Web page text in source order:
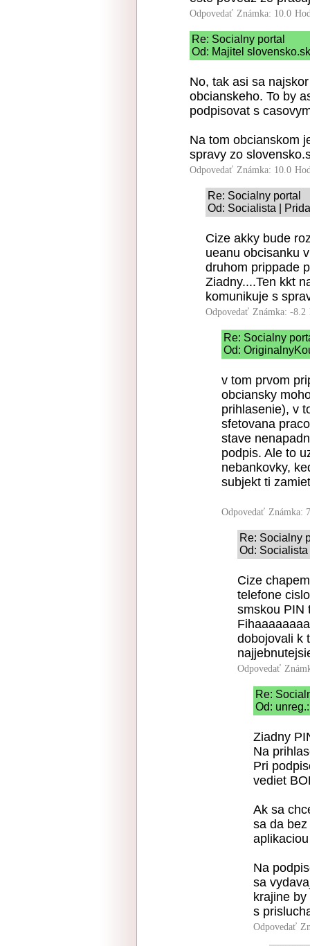
Odpovedať Známka: 10.0
Re: Socialny portal
Od: Majitel
No, tak asi sa
obcianskeho. To by
podpisovat s
Na tom obcianskom
spravy zo
Odpovedať Známka: 10.0
Re: Socialny portal
Od: Socialista |
Cize akky bude
ueanu obcisanku
druhom prippade
Ziadny....Ten kkt
komunikuje s
Odpovedať Známka: -8.2
Re: Socialny
Od:
v tom prvom
obciansky
prihlasenie), v
sfetovana
stave
podpis. Ale to
nebankovky,
subjekt ti
Odpovedať Známka:
Re: Socialny
Od:
Cize
telefone
smskou PIN
dobojovali k
Odpovedať
Re:
Od:
Ziadny
Na
Pri
vediet
Ak sa
sa da
Na
sa
krajine
s
Odpovedať